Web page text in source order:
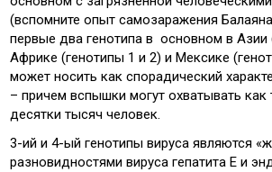
(вспомните опыт самозаражения
первые два генотипа в основном в Азии
Африке (генотипы 1 и 2) и Мексике
может носить как спорадический
– причем вспышки могут охватывать
десятки тысяч человек.
3-ий и 4-ый генотипы вируса являются
разновидностями вируса гепатита Е и